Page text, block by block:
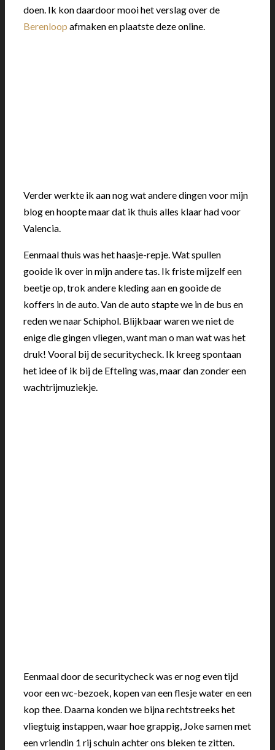
doen. Ik kon daardoor mooi het verslag over de
Berenloop afmaken en plaatste deze online.
Verder werkte ik aan nog wat andere dingen voor mijn
blog en hoopte maar dat ik thuis alles klaar had voor
Valencia.
Eenmaal thuis was het haasje-repje. Wat spullen
gooide ik over in mijn andere tas. Ik friste mijzelf een
beetje op, trok andere kleding aan en gooide de
koffers in de auto. Van de auto stapte we in de bus en
reden we naar Schiphol. Blijkbaar waren we niet de
enige die gingen vliegen, want man o man wat was het
druk! Vooral bij de securitycheck. Ik kreeg spontaan
het idee of ik bij de Efteling was, maar dan zonder een
wachtrijmuziekje.
Eenmaal door de securitycheck was er nog even tijd
voor een wc-bezoek, kopen van een flesje water en een
kop thee. Daarna konden we bijna rechtstreeks het
vliegtuig instappen, waar hoe grappig, Joke samen met
een vriendin 1 rij schuin achter ons bleken te zitten.